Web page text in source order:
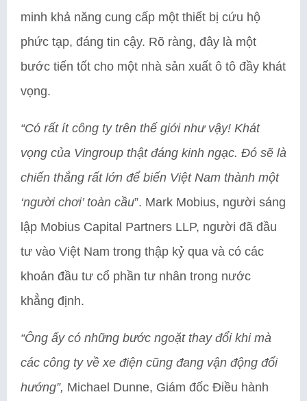
minh khả năng cung cấp một thiết bị cứu hộ
phức tạp, đáng tin cậy. Rõ ràng, đây là một
bước tiến tốt cho một nhà sản xuất ô tô đầy khát
vọng.
“Có rất ít công ty trên thế giới như vậy! Khát
vọng của Vingroup thật đáng kinh ngạc. Đó sẽ là
chiến thắng rất lớn để biến Việt Nam thành một
‘người chơi’ toàn cầu”. Mark Mobius, người sáng
lập Mobius Capital Partners LLP, người đã đầu
tư vào Việt Nam trong thập kỷ qua và có các
khoản đầu tư cổ phần tư nhân trong nước
khẳng định.
“Ông ấy có những bước ngoặt thay đổi khi mà
các công ty về xe điện cũng đang vận động đổi
hướng”, Michael Dunne, Giám đốc Điều hành